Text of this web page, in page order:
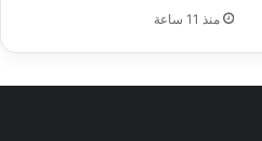
منذ 11 ساعة